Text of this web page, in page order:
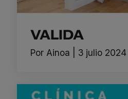
VALIDA
Por Ainoa 3 julio 2024